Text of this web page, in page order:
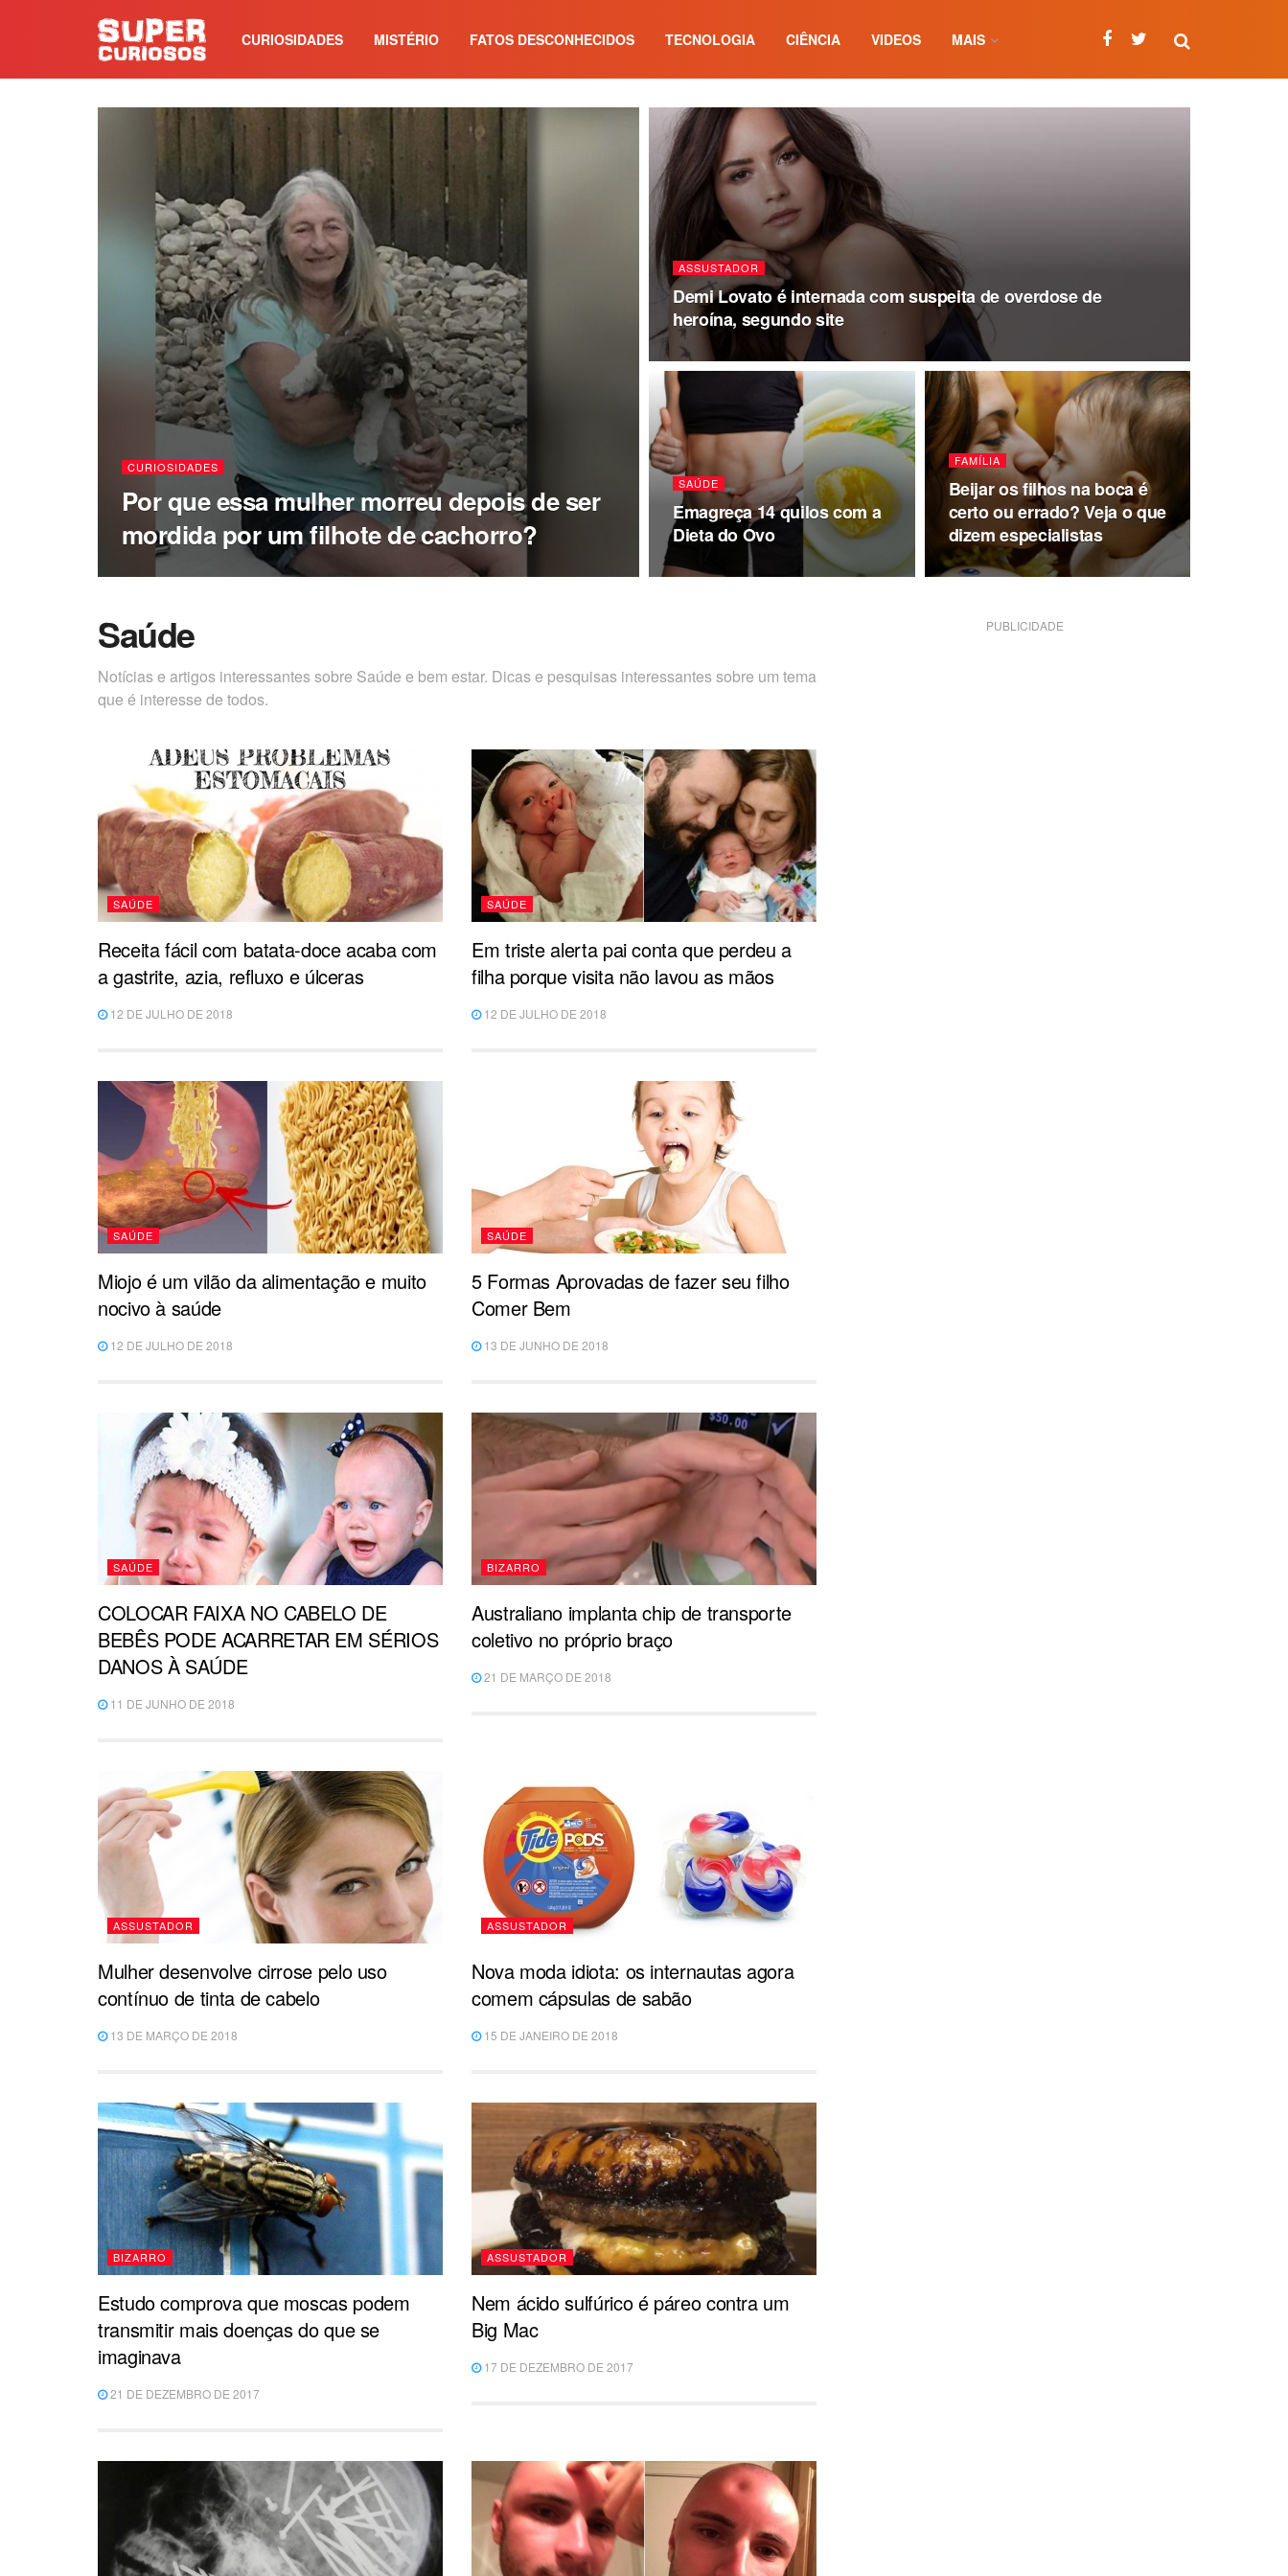
CURIOSIDADES MISTÉRIO FATOS DESCONHECIDOS TECNOLOGIA CIÊNCIA VIDEOS MAIS
CURIOSIDADES
Por que essa mulher morreu depois de ser
mordida por um filhote de cachorro?
ASSUSTADOR
Demi Lovato é internada com suspeita de overdose de
heroína, segundo site
SAÚDE
Emagreça 14 quilos com a
Dieta do Ovo
FAMÍLIA
Beijar os filhos na boca é
certo ou errado? Veja o que
dizem especialistas
Saúde
Notícias e artigos interessantes sobre Saúde e bem estar. Dicas e pesquisas interessantes sobre um tema
que é interesse de todos.
SAÚDE
Receita fácil com batata-doce acaba com
a gastrite, azia, refluxo e úlceras
12 DE JULHO DE 2018
SAÚDE
Em triste alerta pai conta que perdeu a
filha porque visita não lavou as mãos
12 DE JULHO DE 2018
SAÚDE
Miojo é um vilão da alimentação e muito
nocivo à saúde
12 DE JULHO DE 2018
SAÚDE
5 Formas Aprovadas de fazer seu filho
Comer Bem
13 DE JUNHO DE 2018
SAÚDE
COLOCAR FAIXA NO CABELO DE
BEBÊS PODE ACARRETAR EM SÉRIOS
DANOS À SAÚDE
11 DE JUNHO DE 2018
BIZARRO
Australiano implanta chip de transporte
coletivo no próprio braço
21 DE MARÇO DE 2018
ASSUSTADOR
Mulher desenvolve cirrose pelo uso
contínuo de tinta de cabelo
13 DE MARÇO DE 2018
ASSUSTADOR
Nova moda idiota: os internautas agora
comem cápsulas de sabão
15 DE JANEIRO DE 2018
BIZARRO
Estudo comprova que moscas podem
transmitir mais doenças do que se
imaginava
21 DE DEZEMBRO DE 2017
ASSUSTADOR
Nem ácido sulfúrico é páreo contra um
Big Mac
17 DE DEZEMBRO DE 2017
PUBLICIDADE